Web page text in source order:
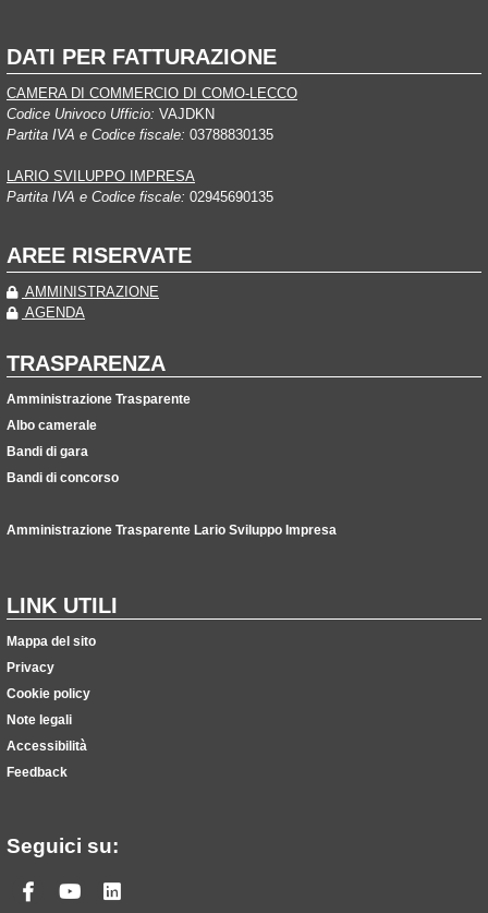
DATI PER FATTURAZIONE
CAMERA DI COMMERCIO DI COMO-LECCO
Codice Univoco Ufficio: VAJDKN
Partita IVA e Codice fiscale: 03788830135
LARIO SVILUPPO IMPRESA
Partita IVA e Codice fiscale: 02945690135
AREE RISERVATE
AMMINISTRAZIONE
AGENDA
TRASPARENZA
Amministrazione Trasparente
Albo camerale
Bandi di gara
Bandi di concorso
Amministrazione Trasparente Lario Sviluppo Impresa
LINK UTILI
Mappa del sito
Privacy
Cookie policy
Note legali
Accessibilità
Feedback
Seguici su:
Facebook
Youtube